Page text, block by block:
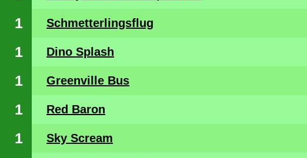
1 Schmetterlingsflug
1 Dino Splash
1 Greenville Bus
1 Red Baron
1 Sky Scream